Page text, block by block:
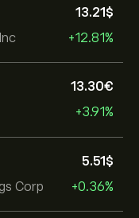
13.21‎$‎
+12.81%
13.30‎€‎
+3.91%
Corp
5.51‎$‎
+0.36%